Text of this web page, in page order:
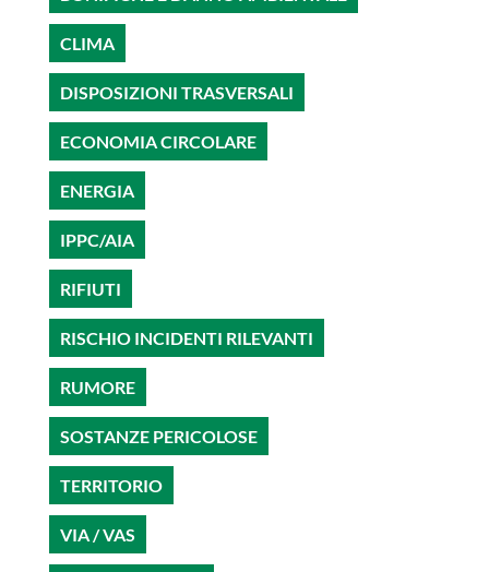
CLIMA
DISPOSIZIONI TRASVERSALI
ECONOMIA CIRCOLARE
ENERGIA
IPPC/AIA
RIFIUTI
RISCHIO INCIDENTI RILEVANTI
RUMORE
SOSTANZE PERICOLOSE
TERRITORIO
VIA / VAS